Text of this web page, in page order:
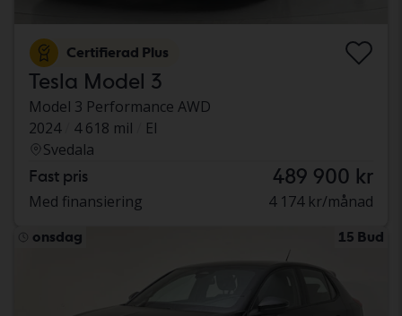
Certifierad Plus
Tesla Model 3
Model 3 Performance AWD
2024
4 618 mil
El
Svedala
Fast pris 489 900 kr
Med finansiering 4 174 kr/månad
onsdag 15 Bud